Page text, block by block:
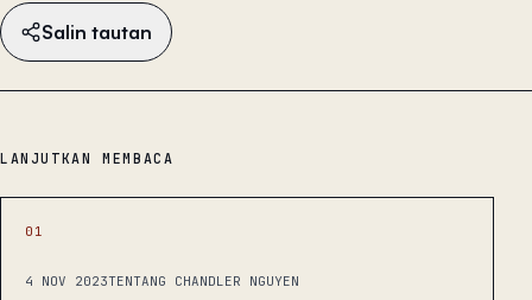
Salin tautan
LANJUTKAN MEMBACA
01
4 NOV 2023TENTANG CHANDLER NGUYEN